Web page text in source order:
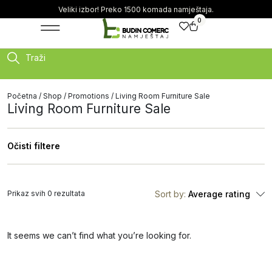
Veliki izbor! Preko 1500 komada namještaja.
0
Traži
Početna / Shop / Promotions / Living Room Furniture Sale
Living Room Furniture Sale
Očisti filtere
Sort by: Average rating
It seems we can’t find what you’re looking for.
Prikaz svih 0 rezultata